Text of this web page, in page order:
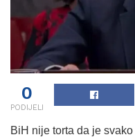
0
PODIJELI
BiH nije torta da je